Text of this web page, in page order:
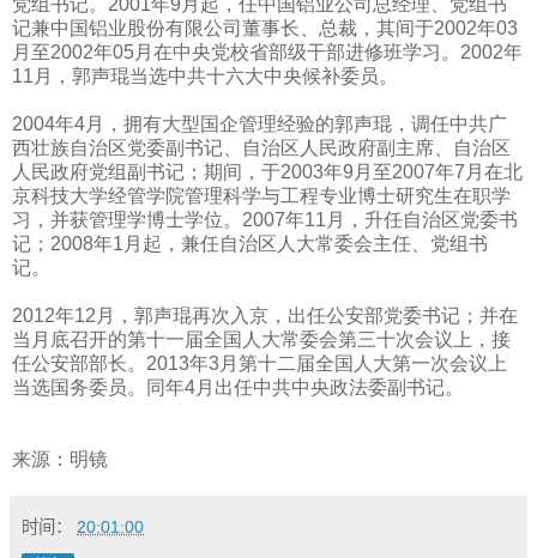
记兼中国铝业股份有限公司董事长、总裁，其间于2002年03
月至2002年05月在中央党校省部级干部进修班学习。 2002年
11 月，郭声琨当选中共十六大中央候补委员。
2004年4月，拥有大型国企管理经验的郭声琨，调任中共广
西壮族自治区党委副书记、自治区人民政府副主席、自治区
人民政府党组副书记；期间，于2003年9 月至2007年7 月在北
京科技大学经管学院管理科学与工程专业博士研究生在职学
习，并获管理学博士学位。 2007年11 月，升任自治区党委书
记； 2008年1 月起，兼任自治区人大常委会主任、党组书
记。
2012年12 月，郭声琨再次入京，出任公安部党委书记；并在
当月底召开的第十一届全国人大常委会第三十次会议上，接
任公安部部长。 2013年3月第十二届全国人大第一次会议上
当选国务委员。同年4月出任中共中央政法委副书记。
来源：明镜
时间： 20:01:00